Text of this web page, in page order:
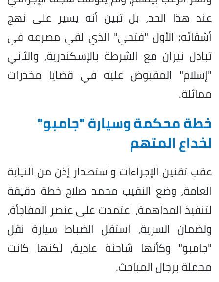
عند هذا الحد، بل تبين أنه يسير على نهج
أشقائه؛ الأول "فتحي" الذي لقي مصرعه في
تبادل نيران مع الشرطة بالإسكندرية، والثاني
"إسلام" المقبوض عليه في قضايا مخدرات
مماثلة.
خطة محكمة وسيارة "جامبو"
لخداع المتهم
عقب تقنين الإجراءات واستصدار إذن من النيابة
العامة، وضع النقيب محمد صلاح خطة دقيقة
لتنفيذ المداهمة، اعتمدت على عنصر المفاجأة،
ولضمان السرية، استقل الضباط سيارة نقل
"جامبو" وكأنها شاحنة عادية، لكنها كانت
محملة برجال المباحث.